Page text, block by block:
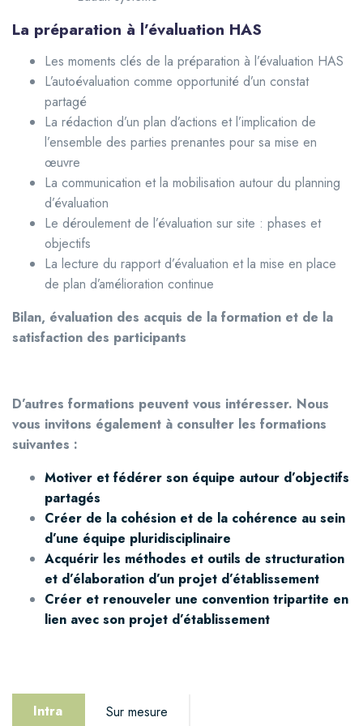
La préparation à l’évaluation HAS
Les moments clés de la préparation à l’évaluation HAS
L’autoévaluation comme opportunité d’un constat
partagé
La rédaction d’un plan d’actions et l’implication de
l’ensemble des parties prenantes pour sa mise en
œuvre
La communication et la mobilisation autour du planning
d’évaluation
Le déroulement de l’évaluation sur site : phases et
objectifs
La lecture du rapport d’évaluation et la mise en place
de plan d’amélioration continue
Bilan, évaluation des acquis de la formation et de la
satisfaction des participants
D’autres formations peuvent vous intéresser. Nous
vous invitons également à consulter les formations
suivantes :
Motiver et fédérer son équipe autour d’objectifs
partagés
Créer de la cohésion et de la cohérence au sein
d’une équipe pluridisciplinaire
Acquérir les méthodes et outils de structuration
et d’élaboration d’un projet d’établissement
Créer et renouveler une convention tripartite en
lien avec son projet d’établissement
Intra Sur mesure